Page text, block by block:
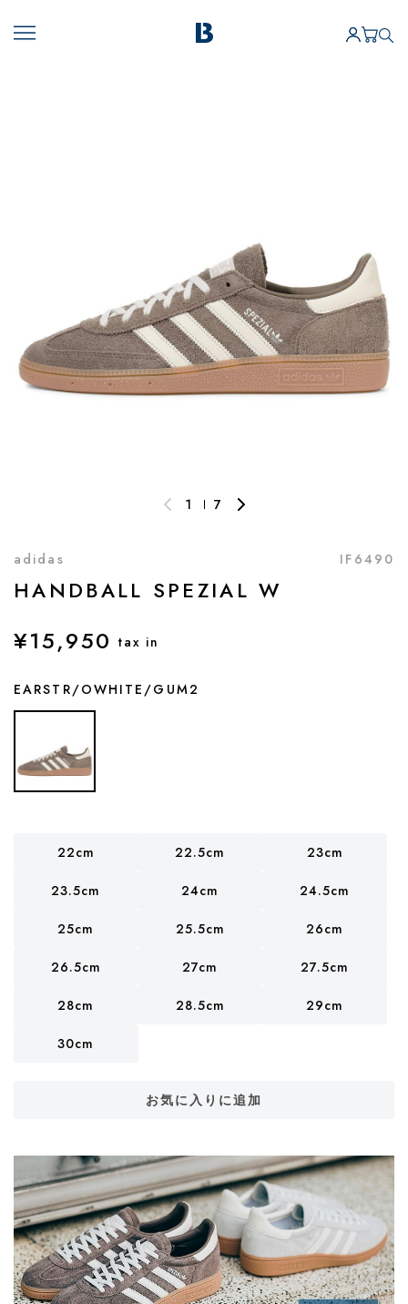
1 7
adidas IF6490
HANDBALL SPEZIAL W
¥15,950 tax in
EARSTR/OWHITE/GUM2
22cm 22.5cm 23cm
23.5cm 24cm 24.5cm
25cm 25.5cm 26cm
26.5cm 27cm 27.5cm
28cm 28.5cm 29cm
30cm
お気に入りに追加